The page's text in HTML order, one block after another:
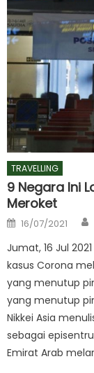
TRAVELLING
9 Negara Ini
Meroket
Posted
on
16/07/2021
Jumat, 16 Jul
kasus Corona
yang menutup
yang menutup
Nikkei Asia
sebagai
Emirat Arab